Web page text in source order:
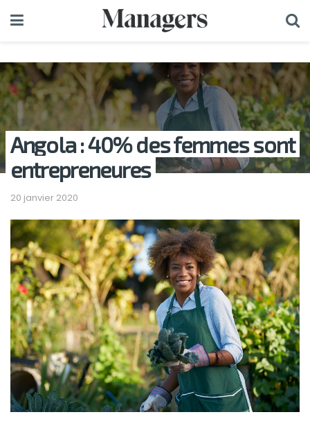
Angola : 40% des femmes sont
entrepreneures
20 janvier 2020